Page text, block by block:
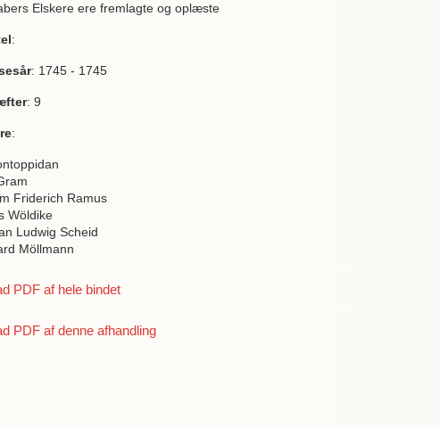
Elskere ere fremlagte og oplæste
:
: 1745 - 1745
: 9
:
Friderich Ramus
Wöldike
Ludwig Scheid
Möllmann
PDF af hele bindet
PDF af denne afhandling